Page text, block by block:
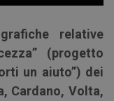
relative
(progetto
un aiuto”) dei
Cardano, Volta,